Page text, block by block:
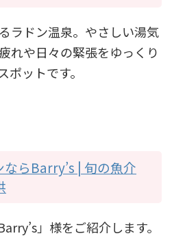
ラドン温泉。やさしい湯気
れや日々の緊張をゆっくり
ポットです。
らBarry’s | 旬の魚介
」様をご紹介します。